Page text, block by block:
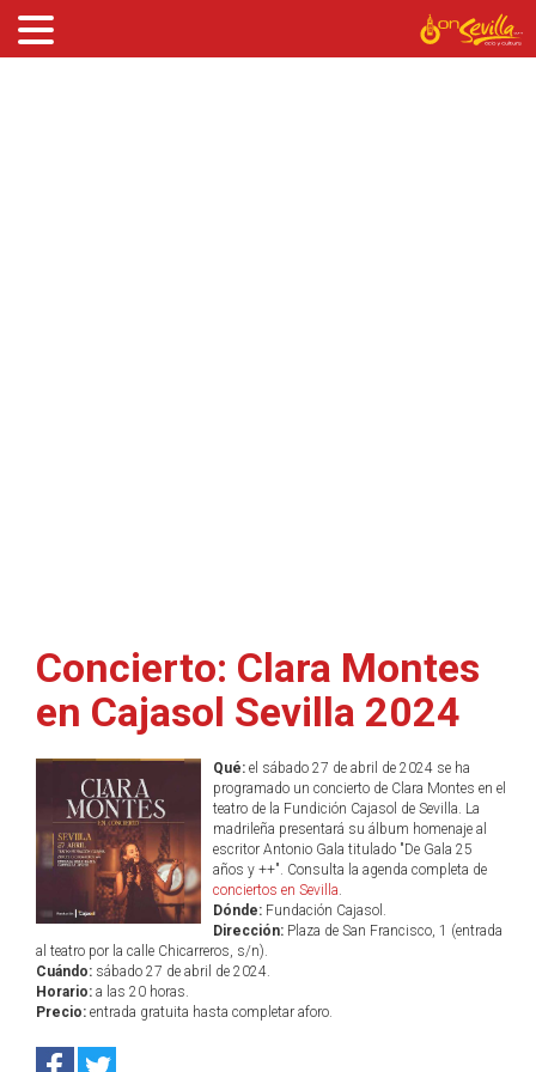
Concierto: Clara Montes
en Cajasol Sevilla 2024
Qué:el sábado 27 de abril de 2024 se ha
programado un concierto de Clara Montes en el
teatro de la Fundición Cajasol de Sevilla. La
madrileña presentará su álbum homenaje al
escritor Antonio Gala titulado "De Gala 25
años y ++". Consulta la agenda completa de
conciertos en Sevilla.
Dónde:Fundación Cajasol.
Dirección:Plaza de San Francisco, 1 (entrada
al teatro por la calle Chicarreros, s/n).
Cuándo: sábado 27 de abril de 2024.
Horario: a las 20 horas.
Precio: entrada gratuita hasta completar aforo.